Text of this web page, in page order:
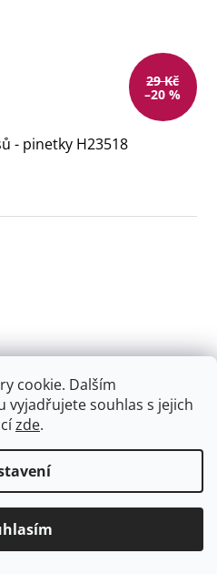
cookie. Dalším
souhlas s jejich
zde.
29 Kč
–20 %
- pinetky H23518